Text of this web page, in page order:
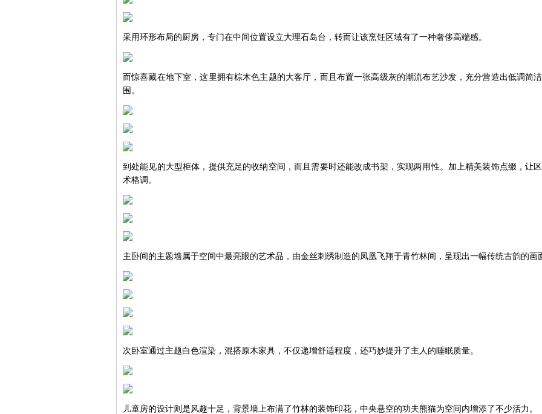
采用环形布局的厨房，专门在中间位置设立大理石岛台，转而让该烹饪区域有了一种奢侈高端感。
而惊喜藏在地下室，这里拥有棕木色主题的大客厅，而且布置一张高级灰的潮流布艺沙发，充分营造出低调简
围。
到处能见的大型柜体，提供充足的收纳空间，而且需要时还能改成书架，实现两用性。加上精美装饰点缀，让
术格调。
主卧间的主题墙属于空间中最亮眼的艺术品，由金丝刺绣制造的凤凰飞翔于青竹林间，呈现出一幅传统古韵的画
次卧室通过主题白色渲染，混搭原木家具，不仅递增舒适程度，还巧妙提升了主人的睡眠质量。
儿童房的设计则是风趣十足，背景墙上布满了竹林的装饰印花，中央悬空的功夫熊猫为空间内增添了不少活力。